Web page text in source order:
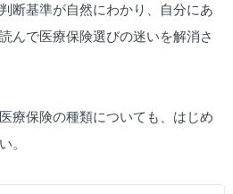
断基準が自然にわかり、自分にあ
んで医療保険選びの迷いを解消さ
療保険の種類についても、はじめ
。